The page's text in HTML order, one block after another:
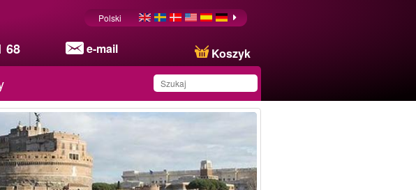
68 e-mail Koszyk
Polski
Produkt został zapisany